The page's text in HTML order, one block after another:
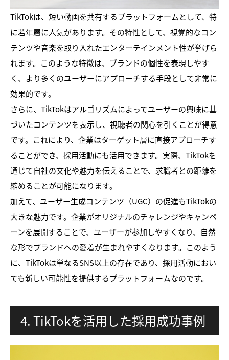
TikTokは、短い動画を共有するプラットフォームとして、特
に若年層に人気があります。その特性として、視覚的なコン
テンツや音楽を取り入れたエンターテインメント性が挙げら
れます。このような特徴は、ブランドの個性を表現しやす
く、より多くのユーザーにアプローチする手段として非常に
効果的です。
さらに、TikTokはアルゴリズムによってユーザーの興味に基
づいたコンテンツを表示し、視聴者の関心を引くことが得意
です。これにより、企業はターゲット層に直接アプローチす
ることができ、採用活動にも活用できます。実際、TikTokを
通じて自社の文化や魅力を伝えることで、求職者との距離を
縮めることが可能になります。
加えて、ユーザー生成コンテンツ（UGC）の促進もTikTokの
大きな魅力です。企業がオリジナルのチャレンジやキャンペ
ーンを展開することで、ユーザーが参加しやすくなり、自然
な形でブランドへの愛着が生まれやすくなります。このよう
に、TikTokは単なるSNS以上の存在であり、採用活動におい
ても新しい可能性を提供するプラットフォームなのです。
4. TikTokを活用した採用成功事例